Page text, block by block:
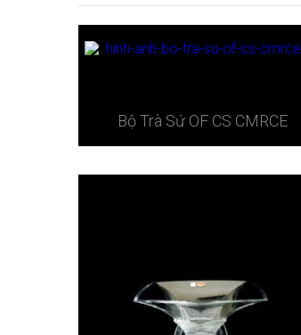
Bộ Trà Sứ ​OF CS CMRCE